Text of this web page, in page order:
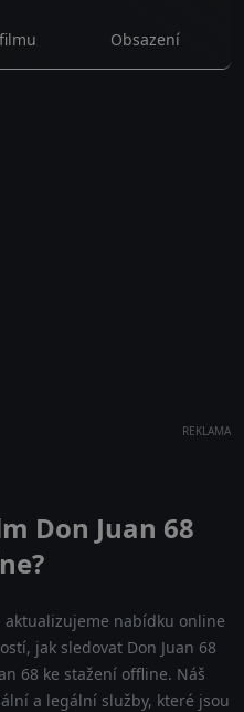
Obsazení
REKLAMA
Don Juan 68
aktualizujeme nabídku online
jak sledovat Don Juan 68
68 ke stažení offline. Náš
a legální služby, které jsou